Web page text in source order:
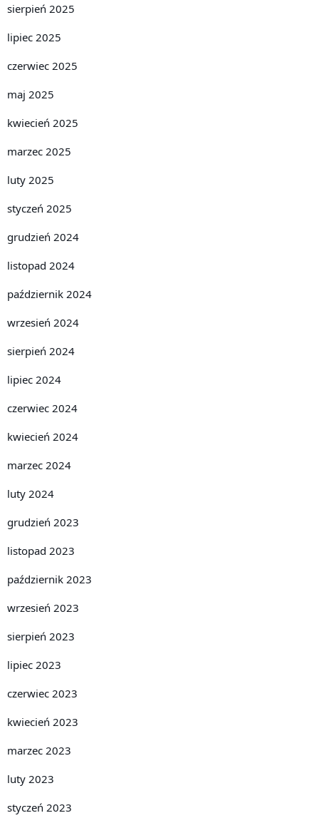
sierpień 2025
lipiec 2025
czerwiec 2025
maj 2025
kwiecień 2025
marzec 2025
luty 2025
styczeń 2025
grudzień 2024
listopad 2024
październik 2024
wrzesień 2024
sierpień 2024
lipiec 2024
czerwiec 2024
kwiecień 2024
marzec 2024
luty 2024
grudzień 2023
listopad 2023
październik 2023
wrzesień 2023
sierpień 2023
lipiec 2023
czerwiec 2023
kwiecień 2023
marzec 2023
luty 2023
styczeń 2023